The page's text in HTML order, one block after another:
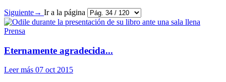
Siguiente→ Ir a la página
Prensa
Eternamente agradecida...
Leer más 07 oct 2015